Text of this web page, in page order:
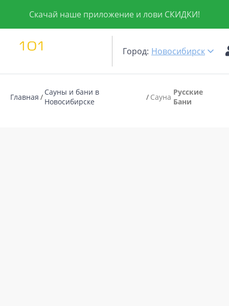
Скачай наше приложение и лови СКИДКИ!
Город: Новосибирск
Главная
Сауны и бани в
Новосибирске
Сауна Русские
Бани